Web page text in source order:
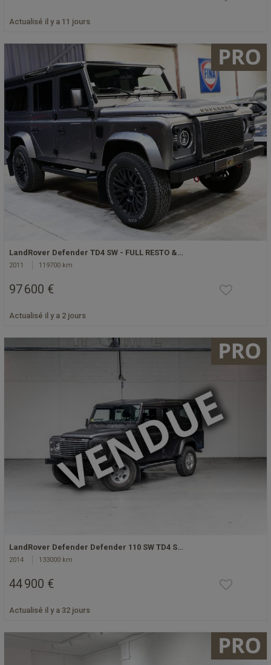
Actualisé il y a 11 jours
LandRover Defender TD4 SW - FULL RESTO &…
2011 119700 km
97 600 €
Actualisé il y a 2 jours
LandRover Defender Defender 110 SW TD4 S…
2014 133000 km
44 900 €
Actualisé il y a 32 jours